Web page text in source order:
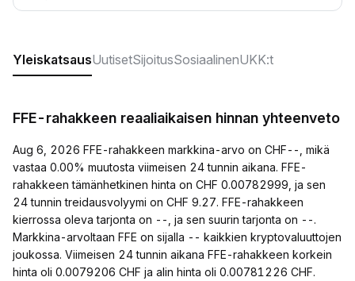
YleiskatsausUutisetSijoitusSosiaalinenUKK:t
FFE-rahakkeen reaaliaikaisen hinnan yhteenveto
Aug 6, 2026 FFE-rahakkeen markkina-arvo on CHF--, mikä
vastaa 0.00% muutosta viimeisen 24 tunnin aikana. FFE-
rahakkeen tämänhetkinen hinta on CHF 0.00782999, ja sen
24 tunnin treidausvolyymi on CHF 9.27. FFE-rahakkeen
kierrossa oleva tarjonta on --, ja sen suurin tarjonta on --.
Markkina-arvoltaan FFE on sijalla -- kaikkien kryptovaluuttojen
joukossa. Viimeisen 24 tunnin aikana FFE-rahakkeen korkein
hinta oli 0.0079206 CHF ja alin hinta oli 0.00781226 CHF.